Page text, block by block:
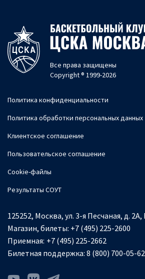
Все права защищены
Copyright ® 1999-2026
Политика конфиденциальности
Политика обработки персональных данных
Клиентское соглашение
Пользовательское соглашение
Cookie-файлы
Результаты СОУТ
125252, Москва, ул. 3-я Песчаная, д.
Магазин, билеты: +7 (495) 225-2600
Приемная: +7 (495) 225-2662
Билетная поддержка: 8 (800) 700-05-62